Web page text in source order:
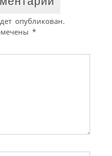
опубликован.
*